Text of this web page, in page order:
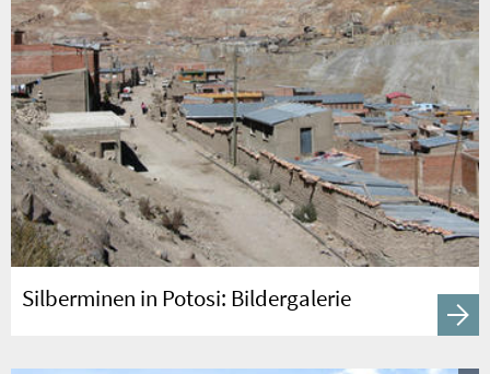
Silberminen in Potosi: Bildergalerie